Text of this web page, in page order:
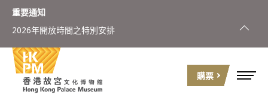
購票
重要通知
2026年開放時間之特別安排